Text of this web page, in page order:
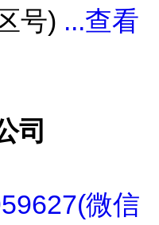
号) ...查看
司
微信